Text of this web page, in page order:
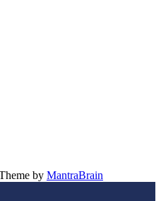
by MantraBrain